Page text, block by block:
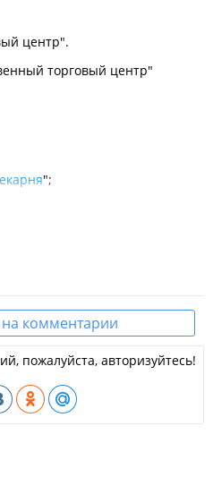
центр".
торговый центр"
";
для дома, отдыха
";
отдыха "
"
комментарии
пожалуйста, авторизуйтесь!